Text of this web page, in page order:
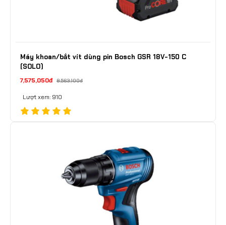
Máy khoan/bắt vít dùng pin Bosch GSR 18V-150 C
(SOLO)
7,575,050đ 8,563,100đ
Lượt xem: 910